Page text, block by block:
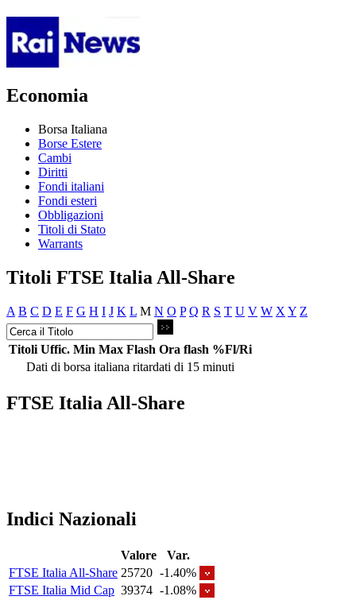
Economia
Borsa Italiana
Borse Estere
Cambi
Diritti
Fondi italiani
Fondi esteri
Obbligazioni
Titoli di Stato
Warrants
Titoli FTSE Italia All-Share
A B C D E F G H I J K L M N O P Q R S T U V W X Y Z
Titoli Uffic. Min Max Flash Ora flash %Fl/Ri
Dati di borsa italiana ritardati di 15 minuti
FTSE Italia All-Share
Indici Nazionali
Valore
Var.
FTSE Italia All-Share 25720 -1.40%
FTSE Italia Mid Cap 39374 -1.08%